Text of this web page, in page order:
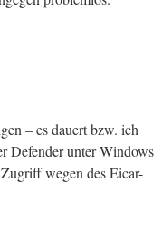
– es dauert bzw. ich
Defender unter Windows
wegen des Eicar-